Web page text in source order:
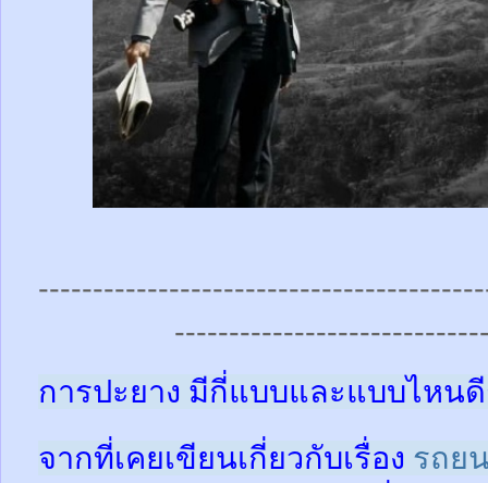
การปะยาง มีกี่แบบและแบบไหน
จากที่เคยเขียนเกี่ยวกับเรื่อง รถย